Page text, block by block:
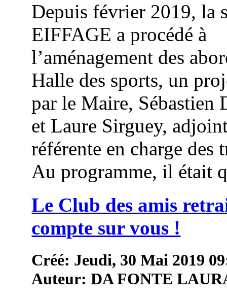
Depuis février 2019, la
EIFFAGE a procédé à
l’aménagement des
Halle des sports, un
par le Maire, Sébastien
et Laure Sirguey,
référente en charge des
Au programme, il était
Le Club des amis
compte sur vous !
Créé: Jeudi, 30 Mai 2019
Auteur: DA FONTE